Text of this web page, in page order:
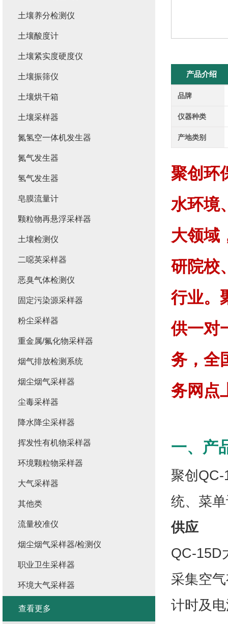
产品介绍
品牌
仪器种类
产地类别
聚创环
水环境
大领域
研院校
行业。
供一对
务，全
务网点
一、产
聚创
统、菜
供应
QC-15D
采集空
计时及
土壤养分检测仪
土壤酸度计
土壤紧实度硬度仪
土壤振筛仪
土壤烘干箱
土壤采样器
氮氢空一体机发生器
氮气发生器
氢气发生器
皂膜流量计
颗粒物再悬浮采样器
土壤检测仪
二噁英采样器
恶臭气体检测仪
固定污染源采样器
粉尘采样器
重金属/氟化物采样器
烟气排放检测系统
烟尘烟气采样器
尘毒采样器
降水降尘采样器
挥发性有机物采样器
环境颗粒物采样器
大气采样器
其他类
流量校准仪
烟尘烟气采样器/检测仪
职业卫生采样器
环境大气采样器
查看更多